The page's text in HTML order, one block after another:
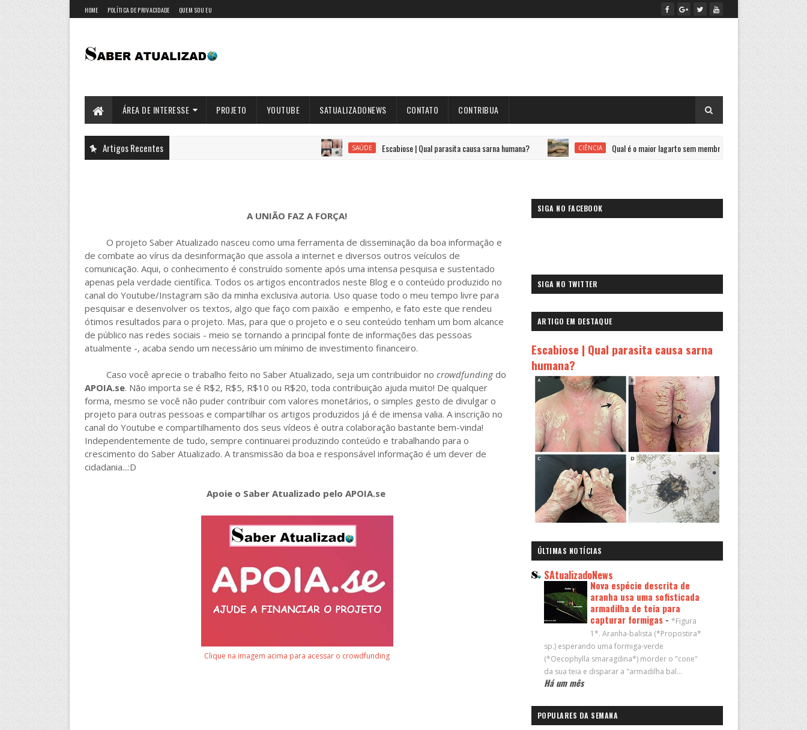
HOME POLÍTICA DE PRIVACIDADE QUEM SOU EU
ÁREA DE INTERESSE PROJETO YOUTUBE SATUALIZADONEWS CONTATO CONTRIBUA
Artigos Recentes SAÚDE Escabiose | Qual parasita causa sarna humana? CIÊNCIA Qual é o maior lagarto sem membros do mundo? SAÚDE
A UNIÃO FAZ A FORÇA!
O projeto Saber Atualizado nasceu como uma ferramenta de disseminação da boa informação e
de combate ao vírus da desinformação que assola a internet e diversos outros veículos de
comunicação. Aqui, o conhecimento é construído somente após uma intensa pesquisa e sustentado
apenas pela verdade científica. Todos os artigos encontrados neste Blog e o conteúdo produzido no
canal do Youtube/Instagram são da minha exclusiva autoria. Uso quase todo o meu tempo livre para
pesquisar e desenvolver os textos, algo que faço com paixão e empenho, e fato este que rendeu
ótimos resultados para o projeto. Mas, para que o projeto e o seu conteúdo tenham um bom alcance
de público nas redes sociais - meio se tornando a principal fonte de informações das pessoas
atualmente -, acaba sendo um necessário um mínimo de investimento financeiro.
Caso você aprecie o trabalho feito no Saber Atualizado, seja um contribuidor no crowdfundingdo
APOIA.se. Não importa se é R$2, R$5, R$10 ou R$20, toda contribuição ajuda muito! De qualquer
forma, mesmo se você não puder contribuir com valores monetários, o simples gesto de divulgar o
projeto para outras pessoas e compartilhar os artigos produzidos já é de imensa valia. A inscrição no
canal do Youtube e compartilhamento dos seus vídeos é outra colaboração bastante bem-vinda!
Independentemente de tudo, sempre continuarei produzindo conteúdo e trabalhando para o
crescimento do Saber Atualizado. A transmissão da boa e responsável informação é um dever de
cidadania...:D
Apoie o Saber Atualizado pelo APOIA.se
Clique na imagem acima para acessar o crowdfunding
SIGA NO FACEBOOK
SIGA NO TWITTER
ARTIGO EM DESTAQUE
Escabiose | Qual parasita causa sarna
humana?
ÚLTIMAS NOTÍCIAS
SAtualizadoNews
Nova espécie descrita de
aranha usa uma sofisticada
armadilha de teia para
capturar formigas - *Figura
1*. Aranha-balista (*Propostira*
sp.) esperando uma formiga-verde
(*Oecophylla smaragdina*) morder o "cone"
da sua teia e disparar a "armadilha bal...
Há um mês
POPULARES DA SEMANA